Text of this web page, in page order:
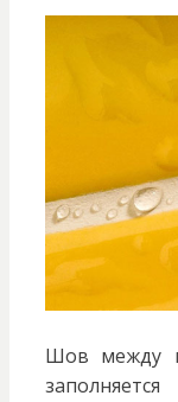
Шов между